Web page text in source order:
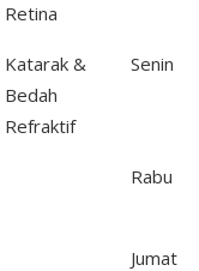
Retina
Katarak &
Bedah
Refraktif
Senin
Rabu
Jumat